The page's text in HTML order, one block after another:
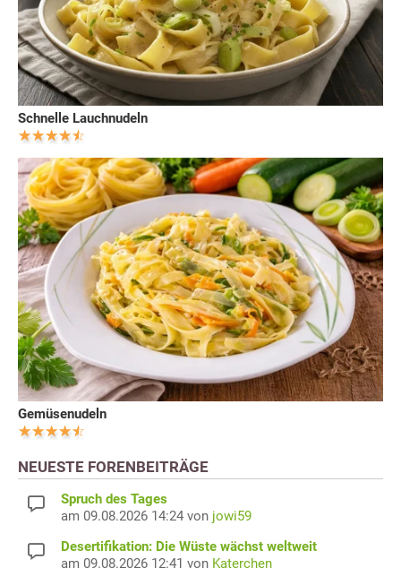
Schnelle Lauchnudeln
Gemüsenudeln
NEUESTE FORENBEITRÄGE
Spruch des Tages
am 09.08.2026 14:24 von jowi59
Desertifikation: Die Wüste wächst weltweit
am 09.08.2026 12:41 von Katerchen